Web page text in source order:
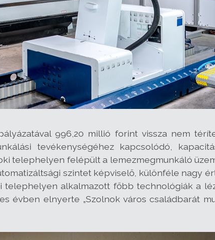
996,20 millió forint vissza nem
tevékenységéhez kapcsolódó,
telephelyen felépült a lemezmegmunkáló
szintet képviselő, különféle nagy
alkalmazott főbb technológiák a
évben elnyerte „Szolnok város családbarát